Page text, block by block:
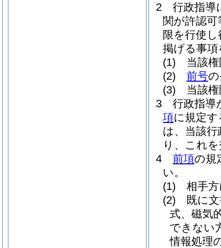
2
行政指導
関が許認
限を行使
掲げる事
(1)
当該
(2)
前号
(3)
当該
3
行政指導
項に規定
は、当該
り、これ
4
前項の規
い。
(1)
相手
(2)
既に
式、磁気
できない
情報処理